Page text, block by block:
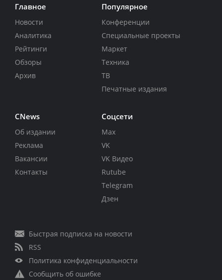
Главное
Новости
Аналитика
Рейтинги
Обзоры
Архив
Популярное
Конференции
Специальные проекты
Маркет
Техника
ТВ
Печатные издания
CNews
Об издании
Реклама
Вакансии
Контакты
Соцсети
Max
VK
VK Видео
Rutube
Telegram
Дзен
Быстрая подписка на новости
RSS
Политика конфиденциальности
Сообщить об ошибке